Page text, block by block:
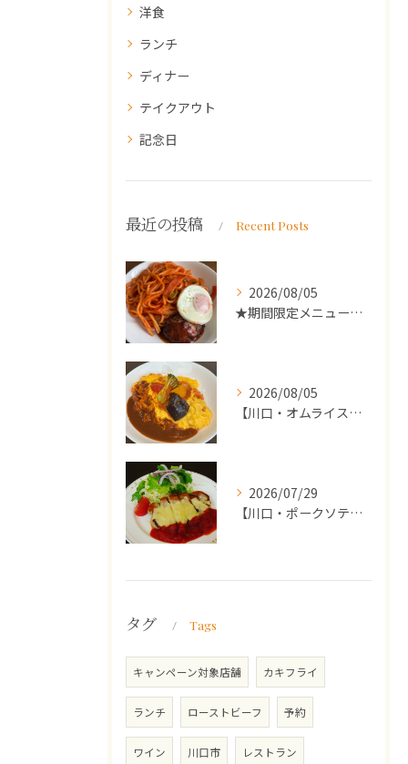
洋食
ランチ
ディナー
テイクアウト
記念日
最近の投稿 Recent Posts
2026/08/05
★期間限定メニューのご案内★
2026/08/05
【川口・オムライス】ランチ・ディナーにおススメの週替わりメニ...
2026/07/29
【川口・ポークソテー】ランチ・ディナーにおススメの週替わりメ...
タグ Tags
キャンペーン対象店舗 カキフライ
ランチ ローストビーフ 予約
ワイン 川口市 レストラン